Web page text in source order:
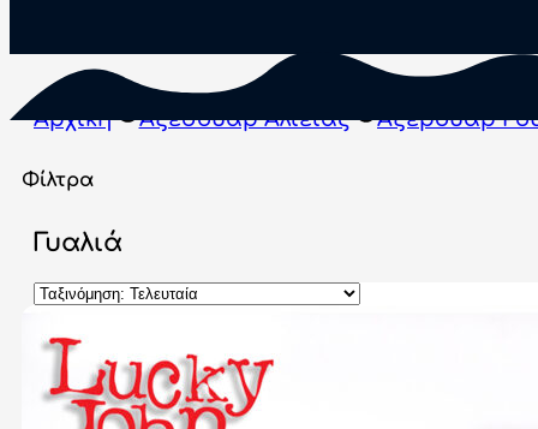
Αρχική Αξεσουάρ Αλιείας Αξερουάρ
Φίλτρα
Γυαλιά